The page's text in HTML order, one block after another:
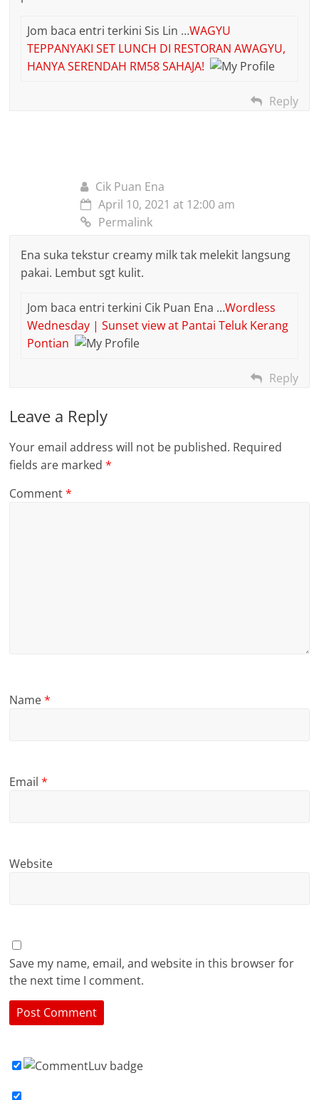
Jom baca entri terkini Sis Lin …WAGYU
TEPPANYAKI SET LUNCH DI RESTORAN AWAGYU,
HANYA SERENDAH RM58 SAHAJA!
Reply
Cik Puan Ena
April 10, 2021 at 12:00 am
Permalink
Ena suka tekstur creamy milk tak melekit langsung
pakai. Lembut sgt kulit.
Jom baca entri terkini Cik Puan Ena …Wordless
Wednesday | Sunset view at Pantai Teluk Kerang
Pontian
Reply
Leave a Reply
Your email address will not be published. Required
fields are marked*
Comment*
Name*
Email*
Website
Save my name, email, and website in this browser for
the next time I comment.